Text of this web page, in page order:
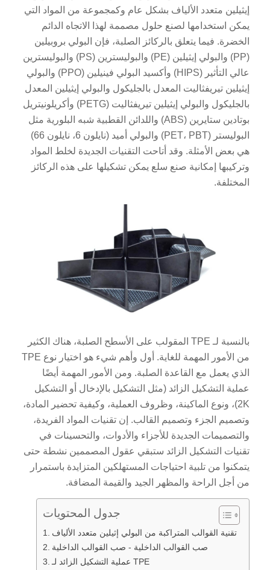
إيثيلين متعدد الألياف بشكل عام وكمجموعة من المواد التي
يمكن استخدامها لصنع حلول مصممة لهذا الاتجاه الدائم
الخضرة. فيما يتعلق بالركائز الصلبة، فإن البولي بروبيلين
(PP) والبولي إيثيلين (PE) والبوليسترين (PS) والبوليسترين
عالي التأثير (HIPS) وأكسيد البولي فينيلين (PPO) والبولي
إيثيلين تيريفثاليت المعدل بالجليكول والبولي إيثيلين المعدل
بالجليكول والبولي إيثيلين تيريفثاليت (PETG) وأكريلونيتريل
بوتادين ستايرين (ABS) واللدائن القطبية شبه البلورية مثل
البوليستر (PET، PBT) والبولي أميد (نايلون 6، نايلون 66)
هي بعض الأمثلة. وقد أتاحت التقنيات الجديدة لخلط المواد
وتركيبها إمكانية صنع سلع يمكن تشكيلها على هذه الركائز
المختلفة.
بالنسبة لـ TPE المقولب على الأسطح الصلبة، هناك الكثير
من الأمور المهمة للغاية. أول وأهم شيء هو اختيار نوع TPE
الذي يعمل مع القاعدة الصلبة. ومن الأمور المهمة أيضًا
عملية التشكيل الزائد (مثل التشكيل بالإدخال أو التشكيل
2K)، ونوع الماكينة، وظروف العملية، وكيفية تحضير المادة،
وتصميم الجزء وتصميم القالب. إن تقنيات المواد الفريدة،
والتصميمات الجديدة للأجزاء والأدوات، والتحسينات في
تقنيات التشكيل الزائد ستبقي عقول المصممين نشطة حتى
يتمكنوا من تلبية احتياجات المستهلكين المتزايدة باستمرار
من أجل الراحة والمظهر الجيد والقيمة المضافة.
جدول المحتويات
تقنية القوالب المتراكبة من البولي إثيلين متعدد الألياف
صب القوالب الداخلية - صب القوالب الداخلية
عملية التشكيل الزائد لـ TPE